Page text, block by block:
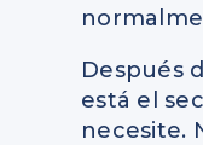
Después
está el
necesite.